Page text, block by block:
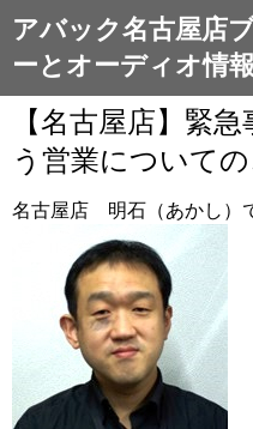
アバック名古屋店
ーとオーディオ情
【名古屋店】緊
う営業について
名古屋店 明石（あかし）